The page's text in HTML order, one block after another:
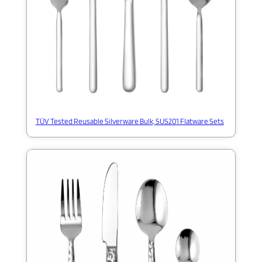
TÜV Tested Reusable Silverware Bulk, SUS201 Flatware Sets